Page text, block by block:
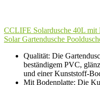
CCLIFE Solardusche 40L mit
Solar Gartendusche
Qualität: Die
beständigem PVC,
und einer Kunststoff-
Mit Bodenplatte: Die